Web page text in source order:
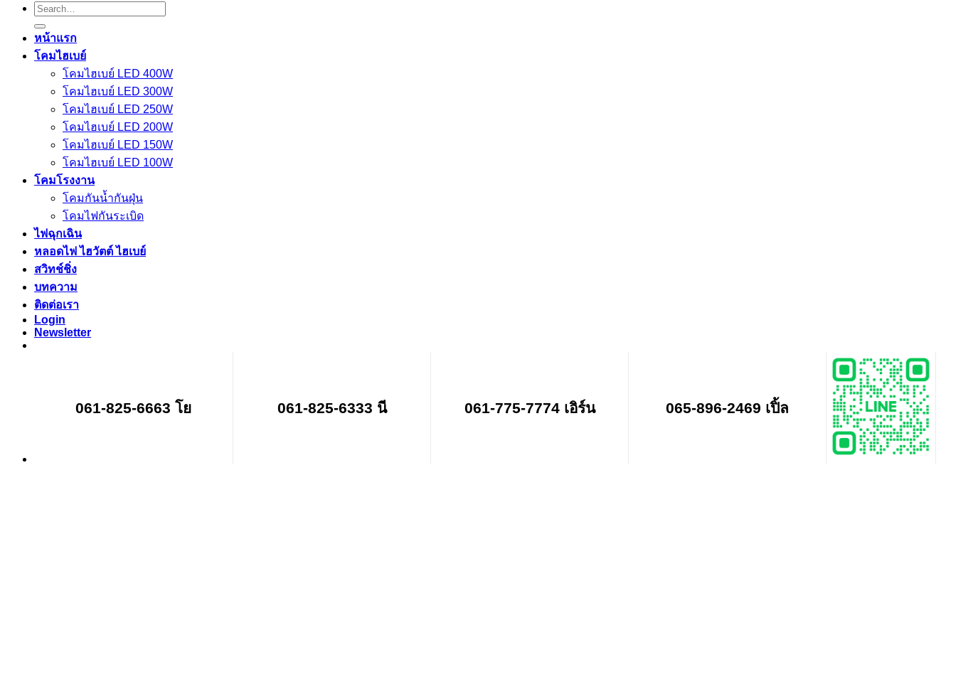
Search
for:
หน้าแรก
โคมไฮเบย์
โคมไฮเบย์ LED 400W
โคมไฮเบย์ LED 300W
โคมไฮเบย์ LED 250W
โคมไฮเบย์ LED 200W
โคมไฮเบย์ LED 150W
โคมไฮเบย์ LED 100W
โคมโรงงาน
โคมกันน้ำกันฝุ่น
โคมไฟกันระเบิด
ไฟฉุกเฉิน
หลอดไฟ ไฮวัตต์ ไฮเบย์
สวิทช์ชิ่ง
บทความ
ติดต่อเรา
Login
Newsletter
061-825-6663 โย 061-825-6333 นี 061-775-7774 เอิร์น 065-896-2469 เปิ้ล